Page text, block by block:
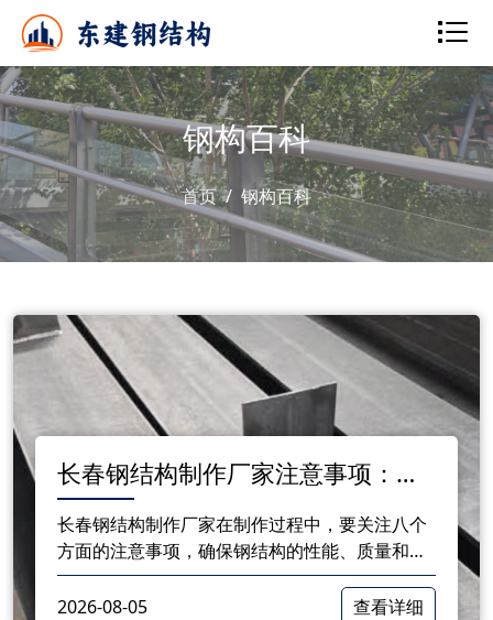
钢构百科
首页 钢构百科
长春钢结构制作厂家注意事项：确
保质量与安全的细节指南
长春钢结构制作厂家在制作过程中，要关注八个
方面的注意事项，确保钢结构的性能、质量和安
全。只有做到细致入微，才能为客户提供优质的
钢结构产品。
2026-08-05 查看详细